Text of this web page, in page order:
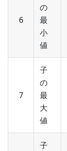
6
の
最
小
値
7
子
の
最
大
値
子